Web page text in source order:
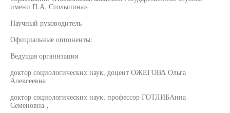
имени П.А. Столыпина»
Научный руководитель
Официальные оппоненты:
Ведущая организация
доктор социологических наук, доцент ОЖЕГОВА Ольга
Алексеевна
доктор социологических наук, профессор ГОТЛИБАнна
Семеновна-,